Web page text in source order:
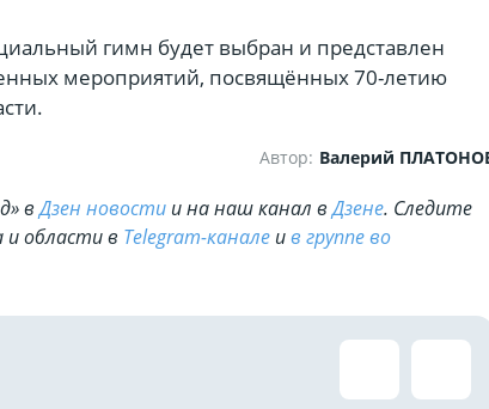
гимн будет выбран и представлен
мероприятий, посвящённых 70-летию
Автор: Валерий
вДзен новости и на наш канал вДзене. Cледите
и области в Telegram-канале ив группе во